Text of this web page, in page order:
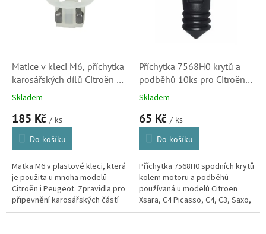
Matice v kleci M6, příchytka
karosářských dílů Citroën a
Peugeot, balení 5ks
Skladem
185 Kč / ks
Do košíku
Matka M6 v plastové kleci, která
je použita u mnoha modelů
Citroën i Peugeot. Zpravidla pro
připevnění karosářských částí
kolem nárazníků, krytů kolem
Příchytka 7568H0 krytů a
podběhů 10ks pro Citroën
Xsara, C4 Picasso, C4, C3,
Picasso a Berlingo (7568G9)
Skladem
65 Kč / ks
Do košíku
Příchytka 7568H0 spodních krytů
kolem motoru a podběhů
používaná u modelů Citroen
Xsara, C4 Picasso, C4, C3, Saxo,
C8, BX, C15, Xsara Picasso a